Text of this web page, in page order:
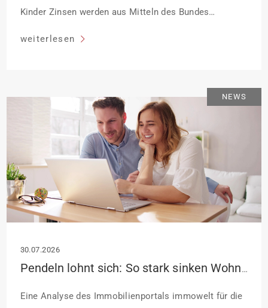
Kinder Zinsen werden aus Mitteln des Bundes
Sanierung in Einzelmaßnahmen […]
weiterlesen
NEWS
30.07.2026
Pendeln lohnt sich: So stark sinken Wohnungspreise im Umland
Eine Analyse des Immobilienportals immowelt für die